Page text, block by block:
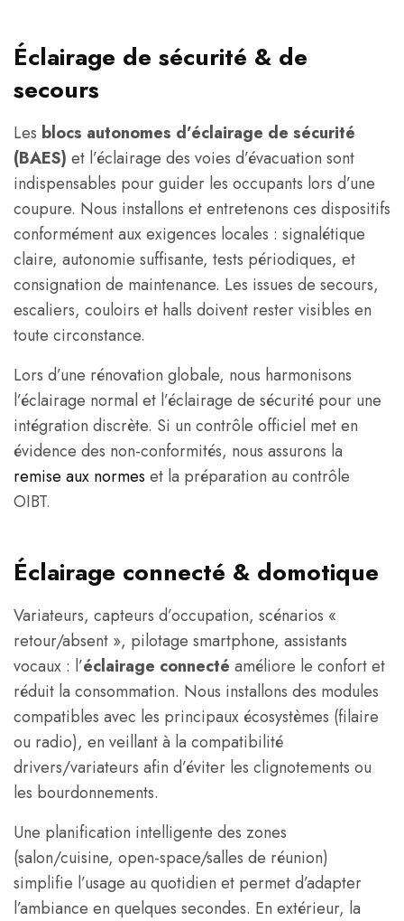
Éclairage de sécurité & de
secours
Les blocs autonomes d’éclairage de sécurité
(BAES) et l’éclairage des voies d’évacuation sont
indispensables pour guider les occupants lors d’une
coupure. Nous installons et entretenons ces dispositifs
conformément aux exigences locales : signalétique
claire, autonomie suffisante, tests périodiques, et
consignation de maintenance. Les issues de secours,
escaliers, couloirs et halls doivent rester visibles en
toute circonstance.
Lors d’une rénovation globale, nous harmonisons
l’éclairage normal et l’éclairage de sécurité pour une
intégration discrète. Si un contrôle officiel met en
évidence des non-conformités, nous assurons la
remise aux normes et la préparation au contrôle
OIBT.
Éclairage connecté & domotique
Variateurs, capteurs d’occupation, scénarios «
retour/absent », pilotage smartphone, assistants
vocaux : l’éclairage connecté améliore le confort et
réduit la consommation. Nous installons des modules
compatibles avec les principaux écosystèmes (filaire
ou radio), en veillant à la compatibilité
drivers/variateurs afin d’éviter les clignotements ou
les bourdonnements.
Une planification intelligente des zones
(salon/cuisine, open-space/salles de réunion)
simplifie l’usage au quotidien et permet d’adapter
l’ambiance en quelques secondes. En extérieur, la